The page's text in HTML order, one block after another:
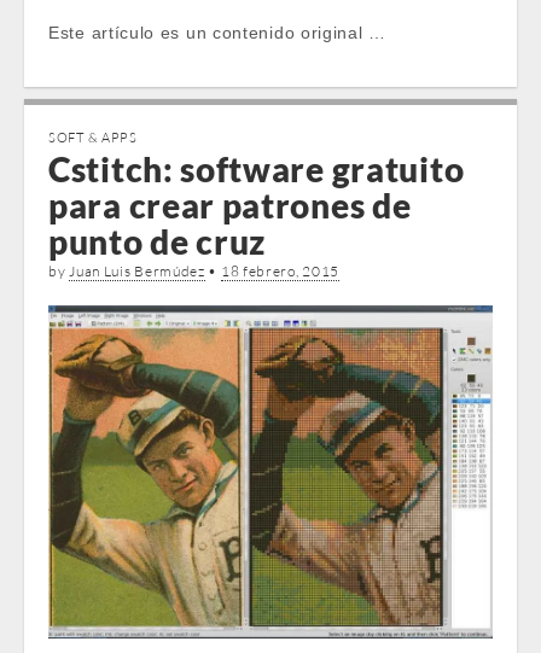
Este artículo es un contenido original …
SOFT & APPS
Cstitch: software gratuito
para crear patrones de
punto de cruz
byJuan Luis Bermúdez • 18 febrero, 2015